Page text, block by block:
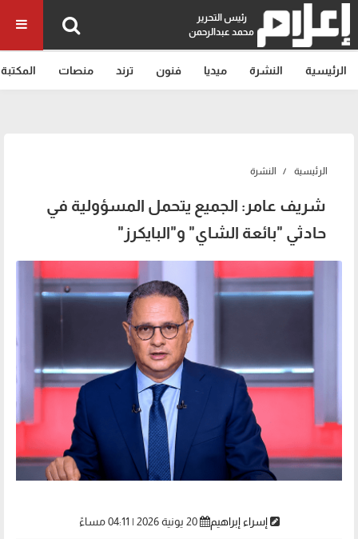
رئيس التحرير
محمد عبدالرحمن
الرئيسية النشرة ميديا فنون ترند منصات المكتبة
الرئيسية النشرة
شريف عامر: الجميع يتحمل المسؤولية في
حادثي "بائعة الشاي" و"البايكرز"
إسراء إبراهيم 20 يونية 2026 | 04:11 مساءً